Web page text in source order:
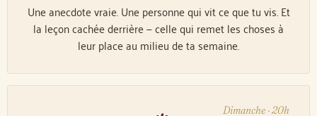
Une anecdote vraie. Une personne qui vit ce que tu vis. Et
la leçon cachée derrière — celle qui remet les choses à
leur place au milieu de ta semaine.
Dimanche · 20h